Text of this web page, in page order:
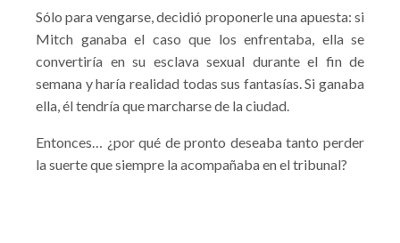
Sólo para vengarse, decidió proponerle una apuesta: si
Mitch ganaba el caso que los enfrentaba, ella se
convertiría en su esclava sexual durante el fin de
semana y haría realidad todas sus fantasías. Si ganaba
ella, él tendría que marcharse de la ciudad.
Entonces… ¿por qué de pronto deseaba tanto perder
la suerte que siempre la acompañaba en el tribunal?